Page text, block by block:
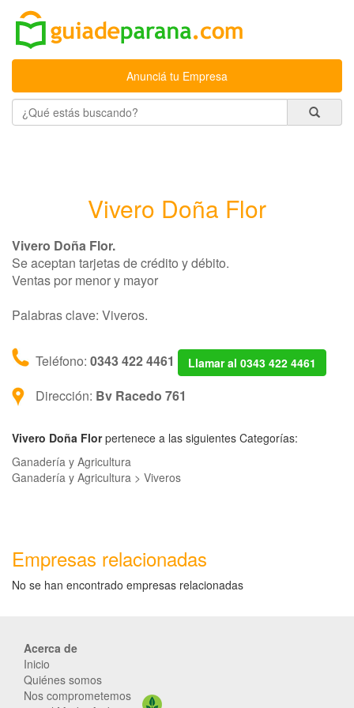
Anunciá tu Empresa
Vivero Doña Flor
Vivero Doña Flor.
Se aceptan tarjetas de crédito y débito.
Ventas por menor y mayor
Palabras clave: Viveros.
Teléfono: 0343 422 4461 Llamar al 0343 422 4461
Dirección: Bv Racedo 761
Vivero Doña Florpertenece a las siguientes Categorías:
Ganadería y Agricultura
Ganadería y Agricultura > Viveros
Empresas relacionadas
No se han encontrado empresas relacionadas
Acerca de
Inicio
Quiénes somos
Nos comprometemos